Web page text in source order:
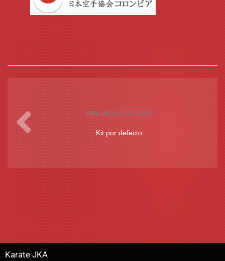
PREVIOUS STORY
Kit por defecto
Karate JKA